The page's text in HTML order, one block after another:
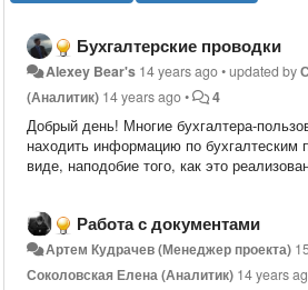
Бухгалтерские проводки
Alexey Bear's 14 years ago•updated by
(Аналитик) 14 years ago• 4
Добрый день! Многие бухгалтера-
находить информацию по бухгалтеским
виде, наподобие того, как это
Работа с документами
Артем Кудрачев (Менеджер проекта)
Соколовская Елена (Аналитик) 14 years